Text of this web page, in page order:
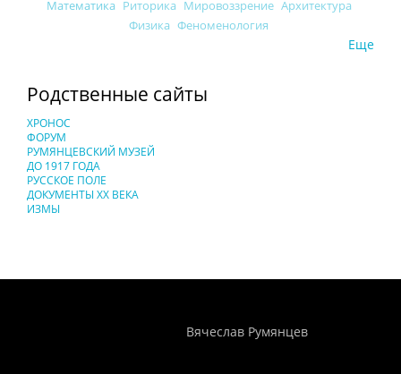
Математика Риторика Мировоззрение Архитектура
Физика Феноменология
Еще
Родственные сайты
ХРОНОС
ФОРУМ
РУМЯНЦЕВСКИЙ МУЗЕЙ
ДО 1917 ГОДА
РУССКОЕ ПОЛЕ
ДОКУМЕНТЫ XX ВЕКА
ИЗМЫ
Вячеслав Румянцев